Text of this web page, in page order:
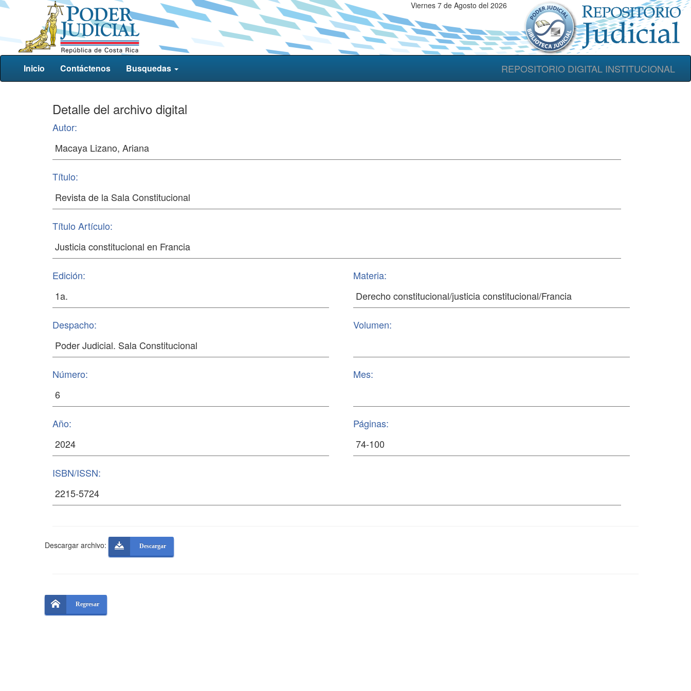
Viernes 7 de Agosto del 2026
REPOSITORIO DIGITAL INSTITUCIONAL
Inicio Contáctenos Busquedas
Detalle del archivo digital
Autor:
Título:
Título Artículo:
Edición: Materia:
Despacho: Volumen:
Número: Mes:
Año: Páginas:
ISBN/ISSN:
Descargar archivo: Descargar
Regresar